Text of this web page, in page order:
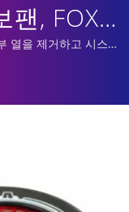
팬, FOX-
러 제조
열을 제거하고 시스
DC 팬, 히트싱크